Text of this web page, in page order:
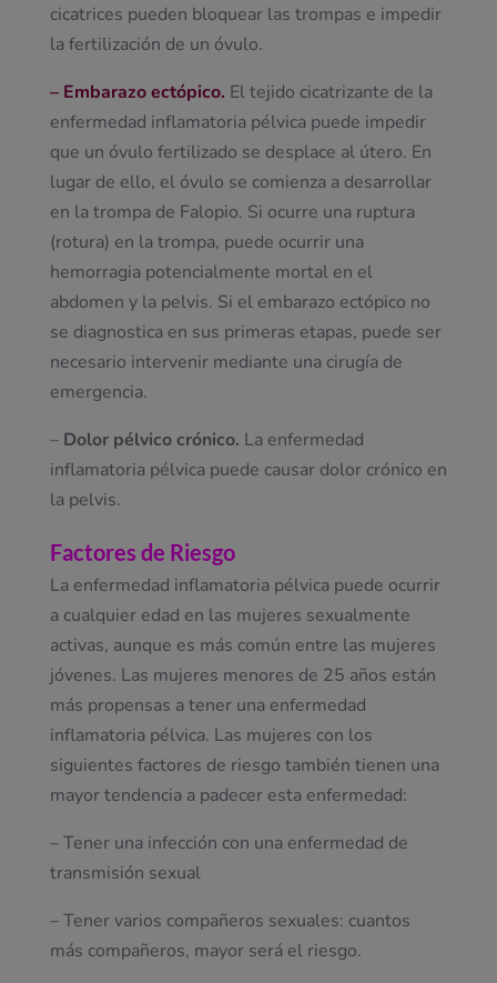
cicatrices pueden bloquear las trompas e impedir
la fertilización de un óvulo.
– Embarazo ectópico. El tejido cicatrizante de la
enfermedad inflamatoria pélvica puede impedir
que un óvulo fertilizado se desplace al útero. En
lugar de ello, el óvulo se comienza a desarrollar
en la trompa de Falopio. Si ocurre una ruptura
(rotura) en la trompa, puede ocurrir una
hemorragia potencialmente mortal en el
abdomen y la pelvis. Si el embarazo ectópico no
se diagnostica en sus primeras etapas, puede ser
necesario intervenir mediante una cirugía de
emergencia.
– Dolor pélvico crónico. La enfermedad
inflamatoria pélvica puede causar dolor crónico en
la pelvis.
Factores de Riesgo
La enfermedad inflamatoria pélvica puede ocurrir
a cualquier edad en las mujeres sexualmente
activas, aunque es más común entre las mujeres
jóvenes. Las mujeres menores de 25 años están
más propensas a tener una enfermedad
inflamatoria pélvica. Las mujeres con los
siguientes factores de riesgo también tienen una
mayor tendencia a padecer esta enfermedad:
– Tener una infección con una enfermedad de
transmisión sexual
– Tener varios compañeros sexuales: cuantos
más compañeros, mayor será el riesgo.